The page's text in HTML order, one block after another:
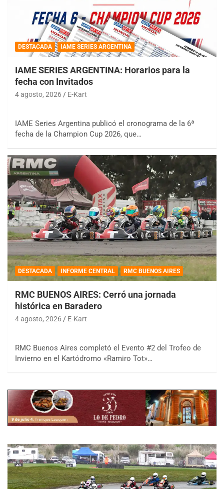
DESTACADA IAME SERIES ARGENTINA
IAME SERIES ARGENTINA: Horarios para la
fecha con Invitados
4 agosto, 2026 E-Kart
IAME Series Argentina publicó el cronograma de la 6ª
fecha de la Champion Cup 2026, que…
DESTACADA INFORME CENTRAL RMC BUENOS AIRES
RMC BUENOS AIRES: Cerró una jornada
histórica en Baradero
4 agosto, 2026 E-Kart
RMC Buenos Aires completó el Evento #2 del Trofeo de
Invierno en el Kartódromo «Ramiro Tot»…